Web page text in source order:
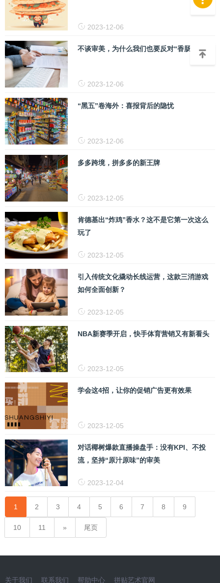
2023-12-06
不谈审美，为什么我们也要反对“香肠嘴”？
2023-12-06
“黑五”卷海外：喜报背后的隐忧
2023-12-06
多多跨境，拼多多的新王牌
2023-12-05
肯德基出“炸鸡”香水？这不是它第一次这么
玩了
2023-12-05
引入传统文化撬动长线运营，这款三消游戏
如何全面创新？
2023-12-05
NBA新赛季开启，快手体育营销又有新看头
2023-12-05
学会这4招，让你的促销广告更有效果
2023-12-05
对话椰树爆款直播操盘手：没有KPI、不投
流，坚持“原汁原味”的审美
2023-12-04
1 2 3 4 5 6 7 8 9
10 11 尾页
关于我们 联系我们 帮助中心 拼贴艺术官网